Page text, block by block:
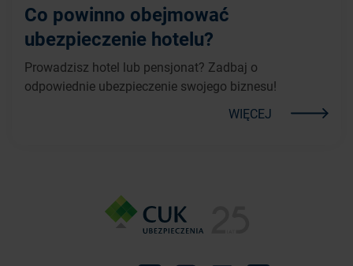
Co powinno obejmować
ubezpieczenie hotelu?
Prowadzisz hotel lub pensjonat? Zadbaj o
odpowiednie ubezpieczenie swojego biznesu!
WIĘCEJ